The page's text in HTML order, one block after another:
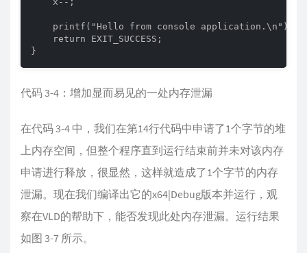
    printf("Hello from console application.\n");
    return EXIT_SUCCESS;
}
代码 3-4：增加显而易见的一处内存泄漏
在代码 3-4 中，我们在第14行代码中申请了1个字节的堆
上内存空间，但整个程序直到运行结束前并未对该内存
申请进行释放，很显然，这样就造成了1个字节的内存
泄漏。现在我们编译出它的x64|Debug版本并运行，观
察在VLD的帮助下，能否发现此处内存泄漏。运行结果
如图 3-7 所示。